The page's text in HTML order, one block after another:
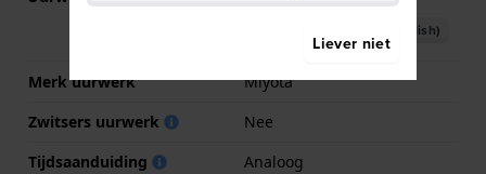
Download handboek (English)
Merk uurwerk
Miyota
Zwitsers uurwerk
Nee
Tijdsaanduiding
Analoog
Liever niet